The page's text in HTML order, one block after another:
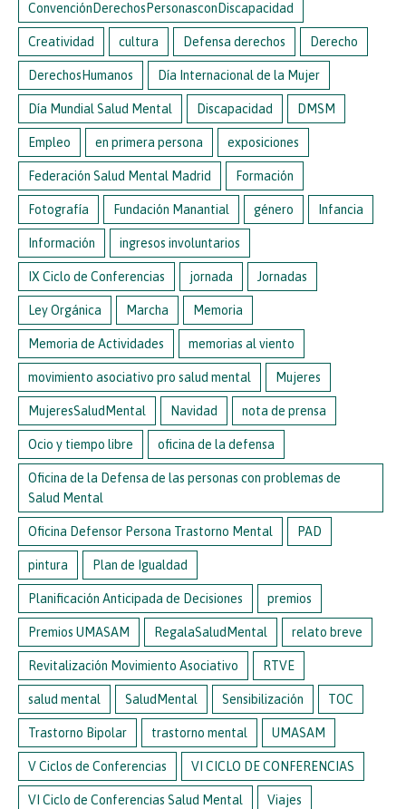
ConvenciónDerechosPersonasconDiscapacidad
Creatividad cultura Defensa derechos Derecho
DerechosHumanos Día Internacional de la Mujer
Día Mundial Salud Mental Discapacidad DMSM
Empleo en primera persona exposiciones
Federación Salud Mental Madrid Formación
Fotografía Fundación Manantial género Infancia
Información ingresos involuntarios
IX Ciclo de Conferencias jornada Jornadas
Ley Orgánica Marcha Memoria
Memoria de Actividades memorias al viento
movimiento asociativo pro salud mental Mujeres
MujeresSaludMental Navidad nota de prensa
Ocio y tiempo libre oficina de la defensa
Oficina de la Defensa de las personas con problemas de
Salud Mental
Oficina Defensor Persona Trastorno Mental PAD
pintura Plan de Igualdad
Planificación Anticipada de Decisiones premios
Premios UMASAM RegalaSaludMental relato breve
Revitalización Movimiento Asociativo RTVE
salud mental SaludMental Sensibilización TOC
Trastorno Bipolar trastorno mental UMASAM
V Ciclos de Conferencias VI CICLO DE CONFERENCIAS
VI Ciclo de Conferencias Salud Mental Viajes